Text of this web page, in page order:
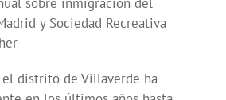
y Sociedad Recreativa
distrito de Villaverde ha